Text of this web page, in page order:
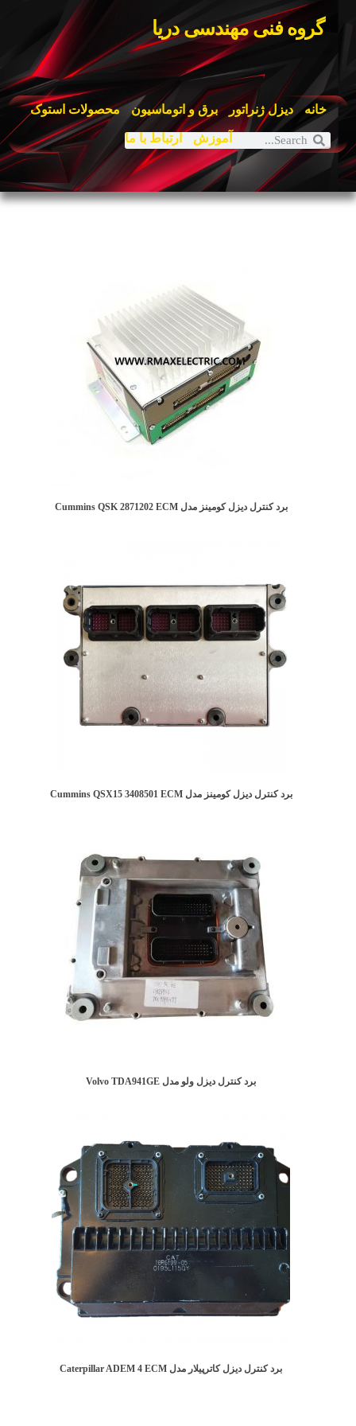
گروه فنی مهندسی دریا
خانه دیزل ژنراتور برق و اتوماسیون محصولات استوک
آموزش ارتباط با ما
برد کنترل دیزل کومینز مدل Cummins QSK 2871202 ECM
برد کنترل دیزل کومینز مدل Cummins QSX15 3408501 ECM
برد کنترل دیزل ولو مدل Volvo TDA941GE
برد کنترل دیزل کاترپیلار مدل Caterpillar ADEM 4 ECM